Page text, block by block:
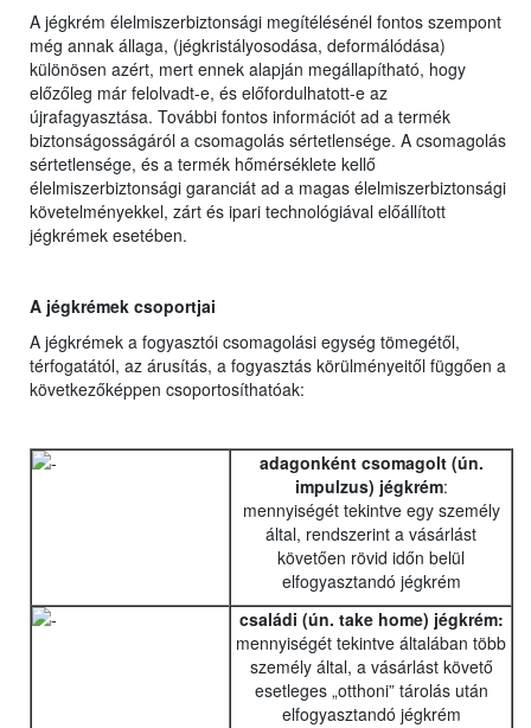
A jégkrém élelmiszerbiztonsági megítélésénél fontos szempont
még annak állaga, (jégkristályosodása, deformálódása)
különösen azért, mert ennek alapján megállapítható, hogy
előzőleg már felolvadt-e, és előfordulhatott-e az
újrafagyasztása. További fontos információt ad a termék
biztonságosságáról a csomagolás sértetlensége. A csomagolás
sértetlensége, és a termék hőmérséklete kellő
élelmiszerbiztonsági garanciát ad a magas élelmiszerbiztonsági
követelményekkel, zárt és ipari technológiával előállított
jégkrémek esetében.
A jégkrémek csoportjai
A jégkrémek a fogyasztói csomagolási egység tömegétől,
térfogatától, az árusítás, a fogyasztás körülményeitől függően a
következőképpen csoportosíthatóak:
adagonként csomagolt (ún.
impulzus) jégkrém:
mennyiségét tekintve egy személy
által, rendszerint a vásárlást
követően rövid időn belül
elfogyasztandó jégkrém
családi (ún. take home) jégkrém:
mennyiségét tekintve általában több
személy által, a vásárlást követő
esetleges „otthoni” tárolás után
elfogyasztandó jégkrém